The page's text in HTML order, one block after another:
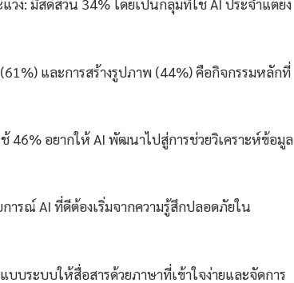
ง: มีสัดส่วน 34% โดยเป็นกลุ่มที่ใช้ AI ประจำแต่ยัง
และการสร้างรูปภาพ (44%) คือกิจกรรมหลักที่
46% อยากให้ AI พัฒนาไปสู่การช่วยวิเคราะห์ข้อมูล
รณ์ AI ที่ดีต้องเริ่มจากความรู้สึกปลอดภัยใน
บบระบบให้สื่อสารด้วยภาษาที่เข้าใจง่ายและจัดการ